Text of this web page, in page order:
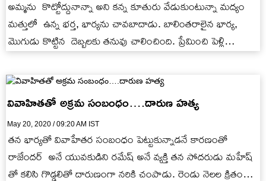
అమ్మను కొట్టోద్దునాన్నా అని కన్న కూతురు వేడుకుంటున్నా మద్యం
మత్తులో ఉన్న భర్త, భార్యను చావబాదాడు. బాలింతరాలైన భార్య,
మొగుడు కొట్టిన దెబ్బలకు తనువు చాలించింది. ప్రేమించి పెళ్లి
వివాహితతో అక్రమ సంబంధం….దారుణ హత్య
May 20, 2020 / 09:20 AM IST
తన భార్యతో వివాహేతర సంబంధం పెట్టుకున్నాడనే కారణంతో
రాజేందర్ అనే యువకుడిని రమేష్ అనే వ్యక్తి తన సోదరుడు మహేష్
తో కలిసి గొడ్డలితో దారుణంగా నరికి చంపాడు. రెండు నెలల క్రితం